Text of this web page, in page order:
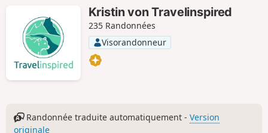
Kristin von Travelinspired
235 Randonnées
Visorandonneur
Randonnée traduite automatiquement -Version
originale